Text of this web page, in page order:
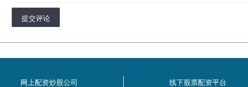
提交评论
网上配资炒股公司 线下股票配资平台